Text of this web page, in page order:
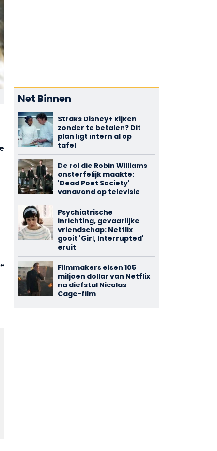
Net Binnen
Straks Disney+ kijken
zonder te betalen? Dit
plan ligt intern al op
tafel
De rol die Robin Williams
onsterfelijk maakte:
'Dead Poet Society'
vanavond op televisie
Psychiatrische
inrichting, gevaarlijke
vriendschap: Netflix
gooit 'Girl, Interrupted'
eruit
Filmmakers eisen 105
miljoen dollar van Netflix
na diefstal Nicolas
Cage-film